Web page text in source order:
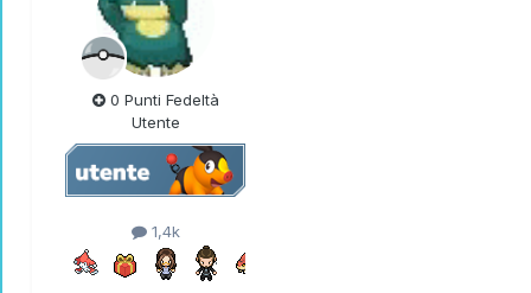
0 Punti Fedeltà
Utente
1,4k